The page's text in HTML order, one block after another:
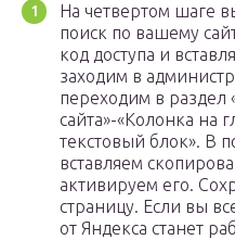
На четвертом шаге
поиск по вашему
код доступа и
заходим в
переходим в раздел
сайта»-«Колонка на
текстовый блок». В
вставляем
активируем его.
страницу. Если вы
от Яндекса станет